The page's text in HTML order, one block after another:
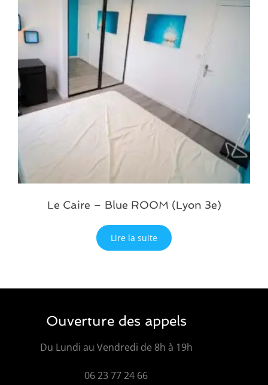
Le Caire – Blue ROOM (Lyon 3e)
Lire la suite
Ouverture des appels
Du Lundi au Vendredi de 8h à 19h
06 23 77 24 66